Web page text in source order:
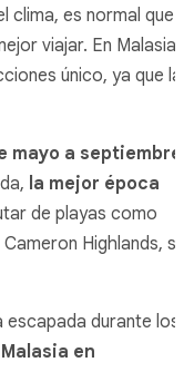
clima, es normal que
viajar. En Malasia,
único, ya que
mayo a septiembre
la mejor época
de playas como
Highlands,
durante los
en